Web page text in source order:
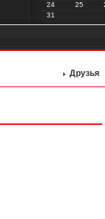
24
25
31
Друзья